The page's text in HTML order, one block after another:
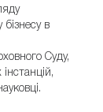
в
Суду,